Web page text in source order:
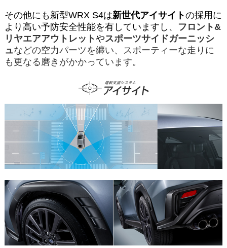
その他にも新型WRX S4は新世代アイサイトの採用に
より高い予防安全性能を有していますし、
フロント&
リヤエアアウトレットやスポーツサイドガーニッシ
ュなどの空力パーツを纏い、スポーティーな走りに
も更なる磨きがかかっています。